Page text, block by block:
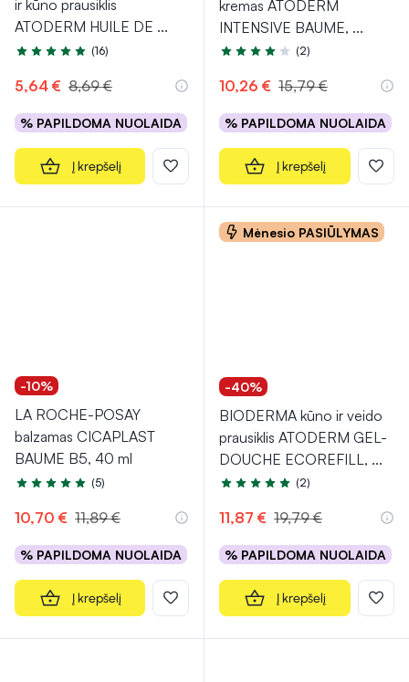
ir kūno prausiklis
ATODERM HUILE DE ...
Įvertinimas 4.9 iš 5
(16)
5,64 € 8,69 €
% PAPILDOMA NUOLAIDA
Į krepšelį
kremas ATODERM
INTENSIVE BAUME, ...
Įvertinimas 4.0 iš 5
(2)
10,26 € 15,79 €
% PAPILDOMA NUOLAIDA
Į krepšelį
-10%
LA ROCHE-POSAY
balzamas CICAPLAST
BAUME B5, 40 ml
Įvertinimas 5.0 iš 5
(5)
10,70 € 11,89 €
% PAPILDOMA NUOLAIDA
Į krepšelį
Mėnesio PASIŪLYMAS
-40%
BIODERMA kūno ir veido
prausiklis ATODERM GEL-
DOUCHE ECOREFILL, ...
Įvertinimas 5.0 iš 5
(2)
11,87 € 19,79 €
% PAPILDOMA NUOLAIDA
Į krepšelį